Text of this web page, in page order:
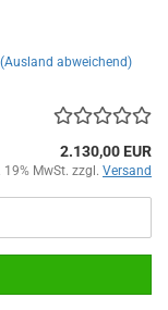
(Ausland abweichend)
2.130,00 EUR
19% MwSt. zzgl. Versand